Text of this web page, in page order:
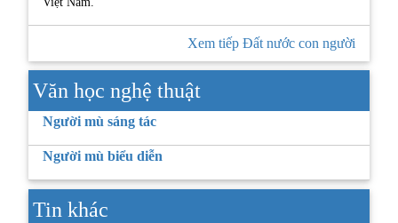
Xem tiếp Đất nước con người
Văn học nghệ thuật
Người mù sáng tác
Người mù biểu diễn
Tin khác